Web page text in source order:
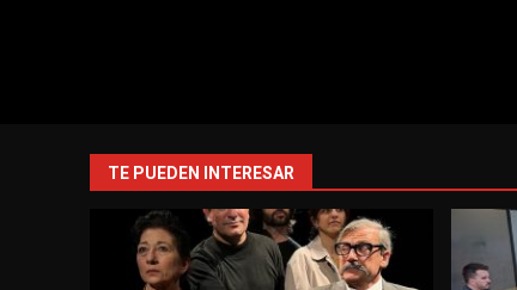
TE PUEDEN INTERESAR